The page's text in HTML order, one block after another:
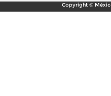
Copyright ©